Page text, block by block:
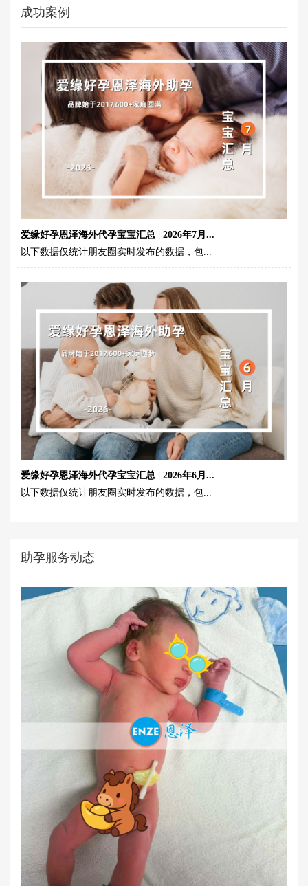
成功案例
爱缘好孕恩泽海外代孕宝宝汇总 | 2026年7月...
以下数据仅统计朋友圈实时发布的数据，包...
爱缘好孕恩泽海外代孕宝宝汇总 | 2026年6月...
以下数据仅统计朋友圈实时发布的数据，包...
助孕服务动态